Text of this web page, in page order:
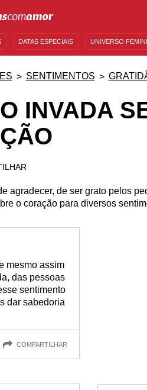
DATAS ESPECIAIS UNIVERSO
SENTIMENTOS
INVADA
agradecer, de ser grato pelos
o coração para diversos
mesmo assim
das pessoas
sentimento
dar sabedoria
COMPARTILHAR